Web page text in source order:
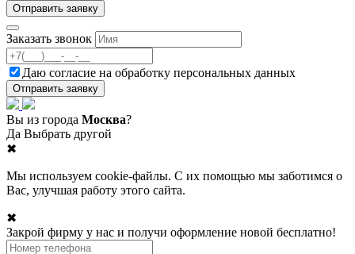
Заказать звонок
Даю согласие на обработку персональных данных
Вы из города Москва?
Да Выбрать другой
✖
Мы используем cookie-файлы. С их помощью мы заботимся о
Вас, улучшая работу этого сайта.
✖
Закрой фирму у нас и получи оформление новой бесплатно!